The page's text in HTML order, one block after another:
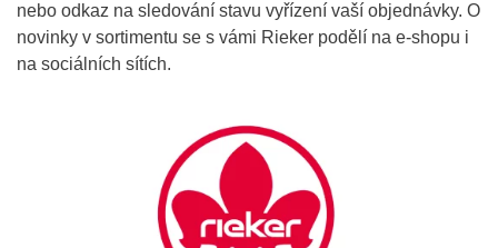
nebo odkaz na sledování stavu vyřízení vaší objednávky. O
novinky v sortimentu se s vámi Rieker podělí na e-shopu i
na sociálních sítích.